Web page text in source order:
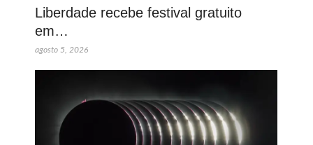
Liberdade recebe festival gratuito
em…
agosto 5, 2026